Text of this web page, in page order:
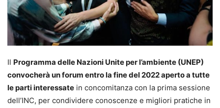
Il Programma delle Nazioni Unite per l’ambiente (UNEP)
convocherà un forum entro la fine del 2022 aperto a tutte
le parti interessate in concomitanza con la prima sessione
dell’INC, per condividere conoscenze e migliori pratiche in